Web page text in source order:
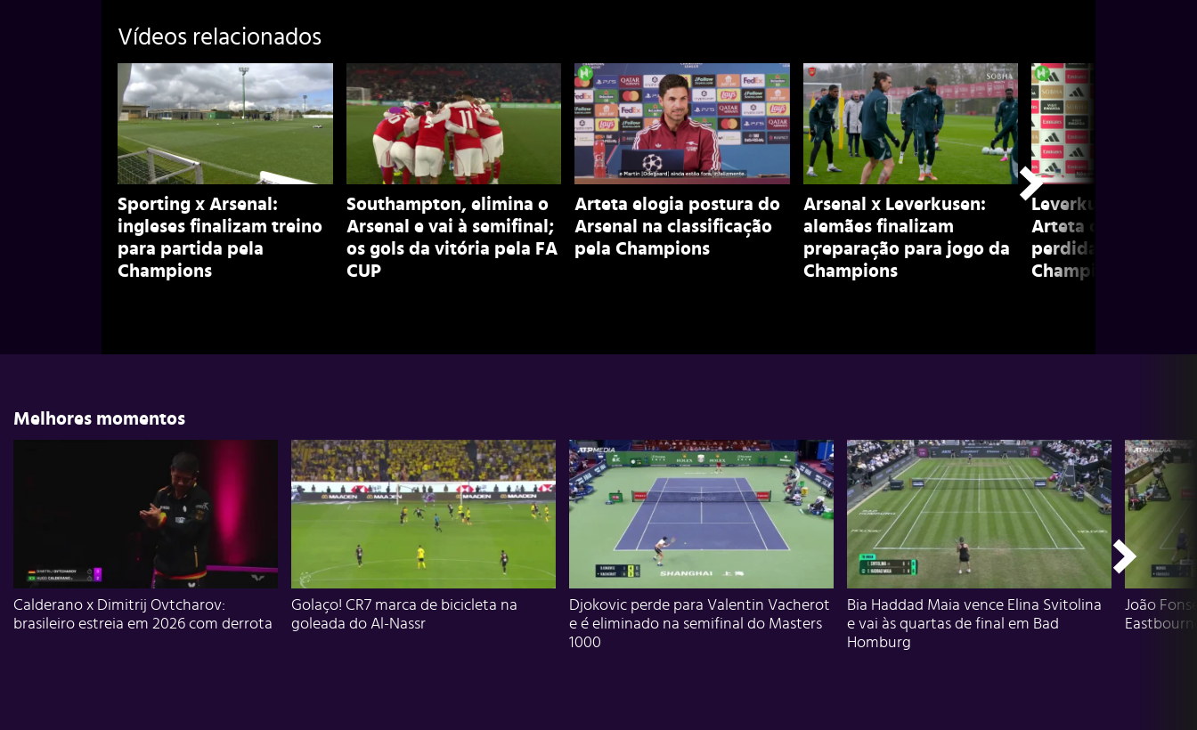
Vídeos relacionados
Sporting x Arsenal:
ingleses finalizam treino
para partida pela
Champions
Southampton, elimina o
Arsenal e vai à semifinal;
os gols da vitória pela FA
CUP
Arteta elogia postura do
Arsenal na classificação
pela Champions
Arsenal x Leverkusen:
alemães finalizam
preparação para jogo da
Champions
Leverkusen 1 x 1
Arteta destaca
perdidas no
Champions
Melhores momentos
Calderano x Dimitrij Ovtcharov:
brasileiro estreia em 2026 com derrota
Golaço! CR7 marca de bicicleta na
goleada do Al-Nassr
Djokovic perde para Valentin Vacherot
e é eliminado na semifinal do Masters
1000
Bia Haddad Maia vence Elina Svitolina
e vai às quartas de final em Bad
Homburg
João